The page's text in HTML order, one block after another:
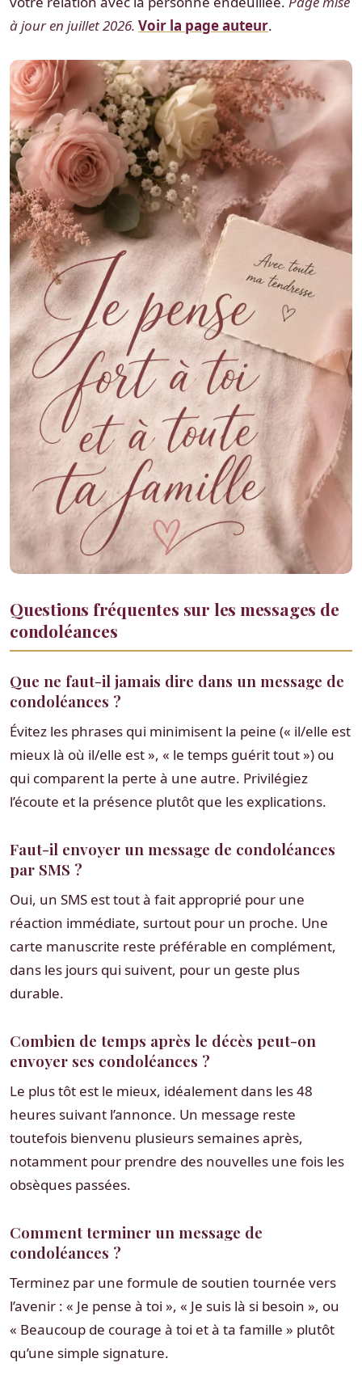
à jour en juillet 2026. Voir la page auteur.
Questions fréquentes sur les messages de
condoléances
Que ne faut-il jamais dire dans un message de
condoléances ?
Évitez les phrases qui minimisent la peine (« il/elle est
mieux là où il/elle est », « le temps guérit tout ») ou
qui comparent la perte à une autre. Privilégiez
l’écoute et la présence plutôt que les explications.
Faut-il envoyer un message de condoléances
par SMS ?
Oui, un SMS est tout à fait approprié pour une
réaction immédiate, surtout pour un proche. Une
carte manuscrite reste préférable en complément,
dans les jours qui suivent, pour un geste plus
durable.
Combien de temps après le décès peut-on
envoyer ses condoléances ?
Le plus tôt est le mieux, idéalement dans les 48
heures suivant l’annonce. Un message reste
toutefois bienvenu plusieurs semaines après,
notamment pour prendre des nouvelles une fois les
obsèques passées.
Comment terminer un message de
condoléances ?
Terminez par une formule de soutien tournée vers
l’avenir : « Je pense à toi », « Je suis là si besoin », ou
« Beaucoup de courage à toi et à ta famille » plutôt
qu’une simple signature.